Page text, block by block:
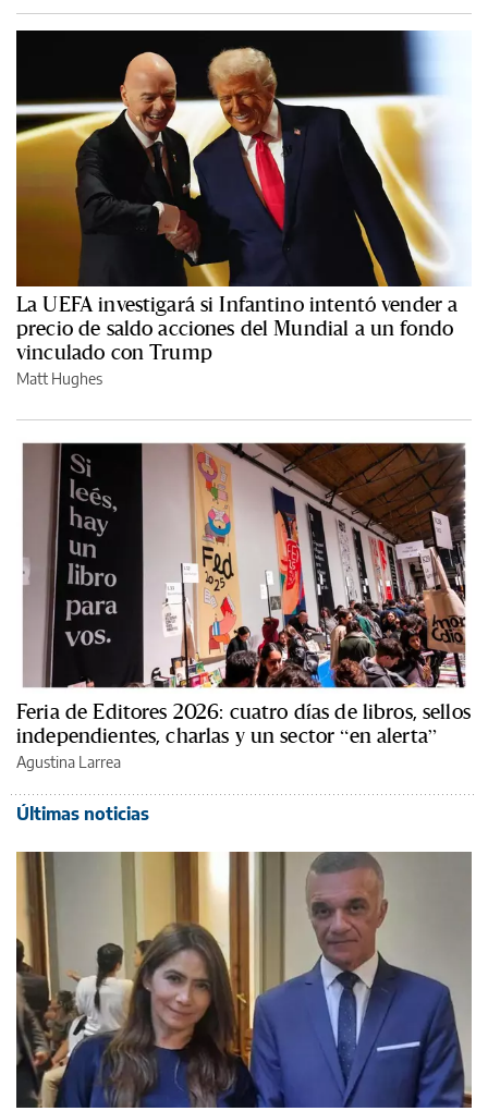
La UEFA investigará si Infantino intentó vender a
precio de saldo acciones del Mundial a un fondo
vinculado con Trump
Matt Hughes
Feria de Editores 2026: cuatro días de libros, sellos
independientes, charlas y un sector “en alerta”
Agustina Larrea
Últimas noticias